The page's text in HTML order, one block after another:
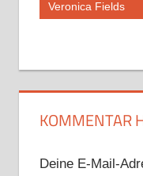
Beitrag:
Veronica Fields
KOMMENTAR
Deine E-Mail-